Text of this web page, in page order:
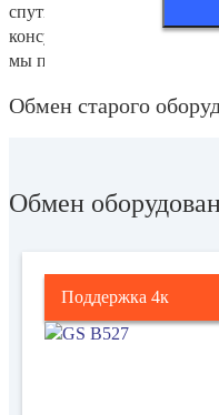
спутниковой тарелки. Мы
консультации по работе с
мы предоставляем
Обмен старого
Обмен
Поддержка 4к